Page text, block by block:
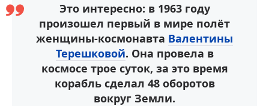
Это интересно: в 1963 году
произошел первый в мире полёт
женщины-космонавта Валентины
Терешковой. Она провела в
космосе трое суток, за это время
корабль сделал 48 оборотов
вокруг Земли.